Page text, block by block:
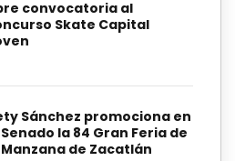
convocatoria al
Skate Capital
Sánchez promociona en
la 84 Gran Feria de
de Zacatlán